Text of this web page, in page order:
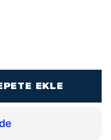
EKLE